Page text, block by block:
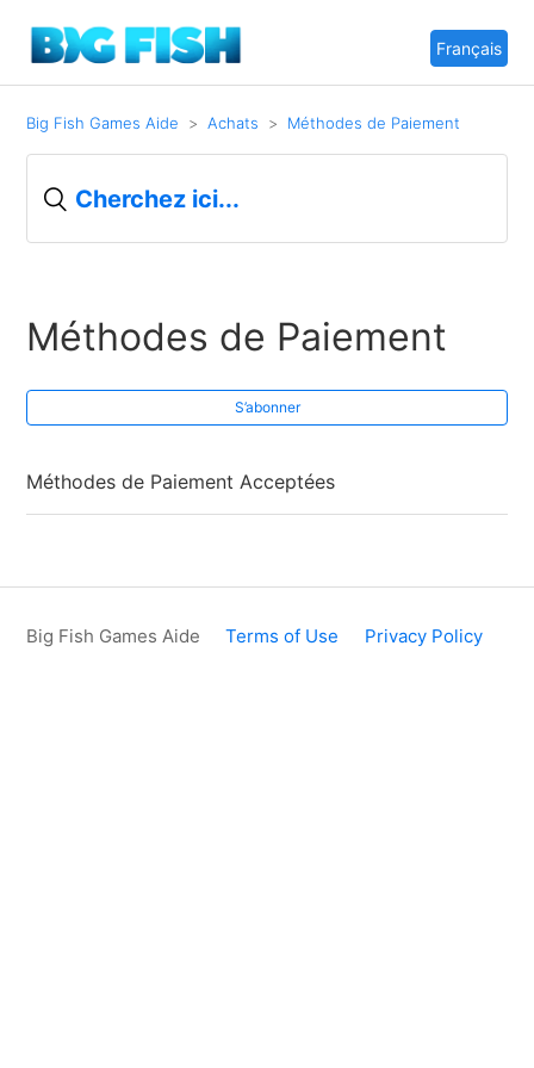
Français
Big Fish Games Aide Achats Méthodes de Paiement
Méthodes de Paiement
S’abonner
Méthodes de Paiement Acceptées
Big Fish Games Aide Terms of Use Privacy Policy